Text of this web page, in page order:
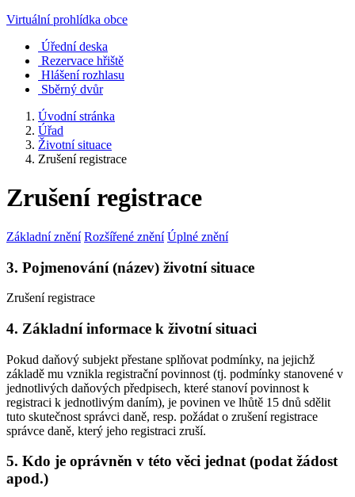
Virtuální prohlídka obce
Úřední deska
Rezervace hřiště
Hlášení rozhlasu
Sběrný dvůr
Úvodní stránka
Úřad
Životní situace
Zrušení registrace
Zrušení registrace
Základní znění Rozšířené znění Úplné znění
3. Pojmenování (název) životní situace
Zrušení registrace
4. Základní informace k životní situaci
Pokud daňový subjekt přestane splňovat podmínky, na jejichž
základě mu vznikla registrační povinnost (tj. podmínky stanovené v
jednotlivých daňových předpisech, které stanoví povinnost k
registraci k jednotlivým daním), je povinen ve lhůtě 15 dnů sdělit
tuto skutečnost správci daně, resp. požádat o zrušení registrace
správce daně, který jeho registraci zruší.
5. Kdo je oprávněn v této věci jednat (podat žádost
apod.)